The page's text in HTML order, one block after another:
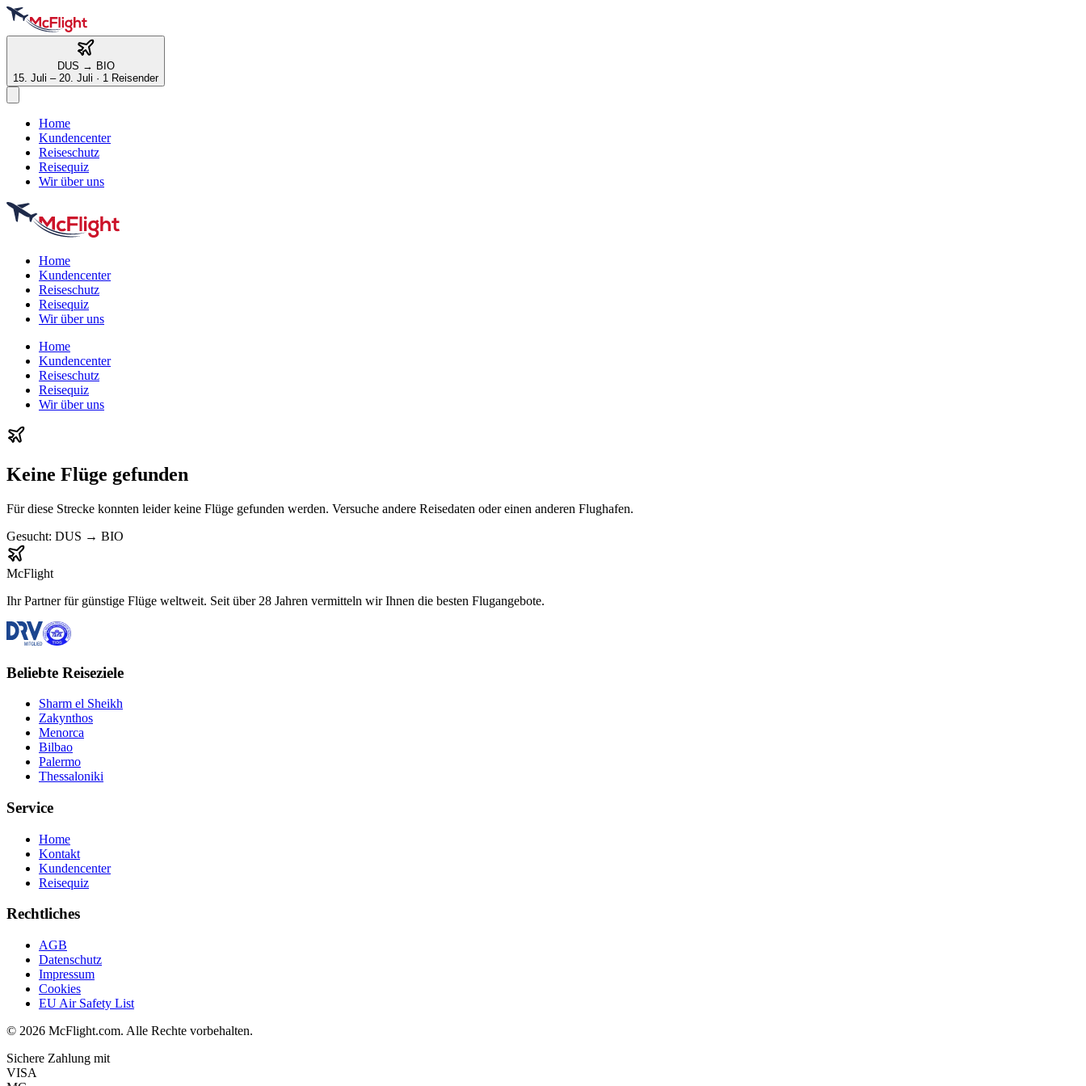
DUS → BIO
15. Juli – 20. Juli · 1 Reisender
Home
Kundencenter
Reiseschutz
Reisequiz
Wir über uns
Home
Kundencenter
Reiseschutz
Reisequiz
Wir über uns
Home
Kundencenter
Reiseschutz
Reisequiz
Wir über uns
Keine Flüge gefunden
Für diese Strecke konnten leider keine Flüge gefunden werden. Versuche andere Reisedaten oder einen anderen Flughafen.
Gesucht: DUS → BIO
McFlight
Ihr Partner für günstige Flüge weltweit. Seit über 28 Jahren vermitteln wir Ihnen die besten Flugangebote.
Beliebte Reiseziele
Sharm el Sheikh
Zakynthos
Menorca
Bilbao
Palermo
Thessaloniki
Service
Home
Kontakt
Kundencenter
Reisequiz
Rechtliches
AGB
Datenschutz
Impressum
Cookies
EU Air Safety List
© 2026 McFlight.com. Alle Rechte vorbehalten.
Sichere Zahlung mit
VISA